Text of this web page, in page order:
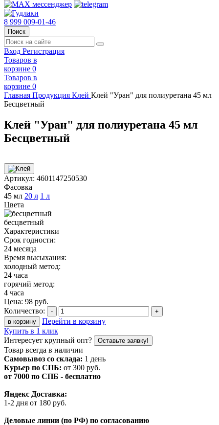
8 999 009-01-46
Поиск
Вход Регистрация
Товаров в
корзине 0
Товаров в
корзине 0
Главная Продукция Клей Клей "Уран" для полиуретана 45 мл
Бесцветный
Клей "Уран" для полиуретана 45 мл
Бесцветный
Артикул: 4601147250530
Фасовка
45 мл 20 л 1 л
Цвета
бесцветный
Характеристики
Срок годности:
24 месяца
Время высыхания:
холодный метод:
24 часа
горячий метод:
4 часа
Цена: 98 руб.
Количество:
-
+
в корзину
Перейти в корзину
Купить в 1 клик
Интересует крупный опт?
Оставьте заявку!
Товар всегда в наличии
Самовывоз со склада: 1 день
Курьер по СПБ: от 300 руб.
от 7000 по СПБ - бесплатно
Яндекс Доставка:
1-2 дня от 180 руб.
Деловые линии (по РФ) по согласованию